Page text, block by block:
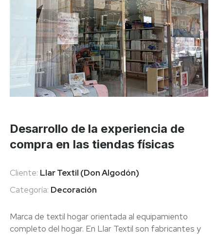
Desarrollo de la experiencia de
compra en las tiendas físicas
Cliente: Llar Textil (Don Algodón)
Categoría: Decoración
Marca de textil hogar orientada al equipamiento
completo del hogar. En Llar Textil son fabricantes y